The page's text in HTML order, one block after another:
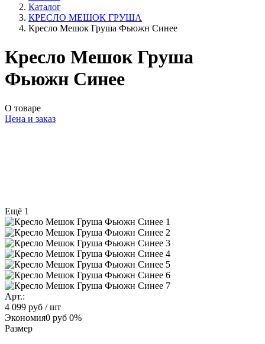
Каталог
КРЕСЛО МЕШОК ГРУША
Кресло Мешок Груша Фьюжн Синее
Кресло Мешок Груша
Фьюжн Синее
О товаре
Цена и заказ
Ещё 1
Арт.:
4 099 руб / шт
Экономия0 руб 0%
Размер